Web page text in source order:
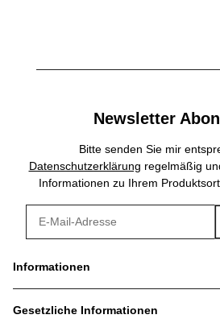
Newsletter
Bitte senden Sie mir
Datenschutzerklärung regelmäßig
Informationen zu Ihrem
Informationen
Gesetzliche Informationen